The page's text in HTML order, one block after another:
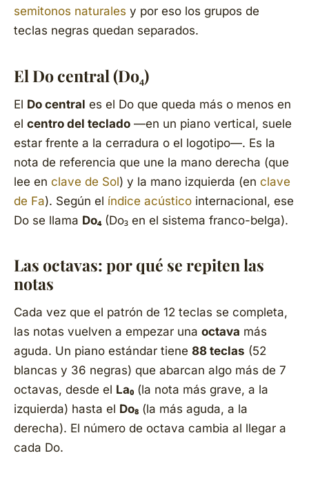
semitonos naturales y por eso los grupos de
teclas negras quedan separados.
El Do central (Do₄)
El Do central es el Do que queda más o menos en
el centro del teclado —en un piano vertical, suele
estar frente a la cerradura o el logotipo—. Es la
nota de referencia que une la mano derecha (que
lee en clave de Sol) y la mano izquierda (en clave
de Fa). Según el índice acústico internacional, ese
Do se llama Do₄ (Do₃ en el sistema franco-belga).
Las octavas: por qué se repiten las
notas
Cada vez que el patrón de 12 teclas se completa,
las notas vuelven a empezar una octava más
aguda. Un piano estándar tiene 88 teclas (52
blancas y 36 negras) que abarcan algo más de 7
octavas, desde el La₀ (la nota más grave, a la
izquierda) hasta el Do₈ (la más aguda, a la
derecha). El número de octava cambia al llegar a
cada Do.